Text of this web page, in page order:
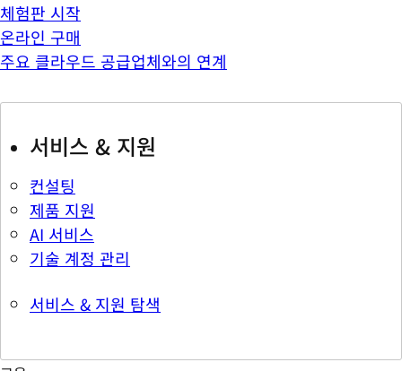
체험판 시작
온라인 구매
주요 클라우드 공급업체와의 연계
서비스 & 지원
컨설팅
제품 지원
AI 서비스
기술 계정 관리
서비스 & 지원 탐색